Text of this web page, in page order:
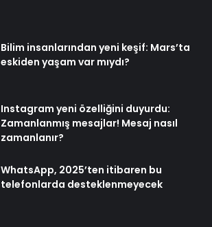
Bilim insanlarından yeni keşif: Mars’ta
eskiden yaşam var mıydı?
Instagram yeni özelliğini duyurdu:
Zamanlanmış mesajlar! Mesaj nasıl
zamanlanır?
WhatsApp, 2025’ten itibaren bu
telefonlarda desteklenmeyecek